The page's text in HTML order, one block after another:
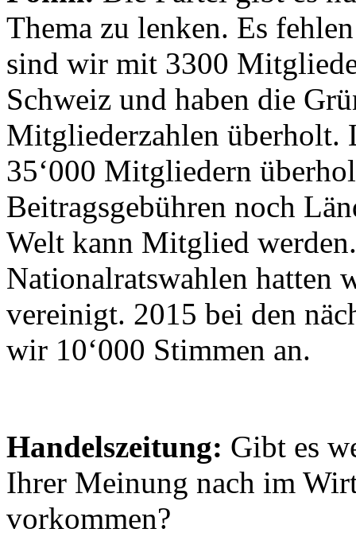
Thema zu lenken. Es
sind wir mit 3300
Schweiz und haben die
Mitgliederzahlen
35‘000 Mitgliedern
Beitragsgebühren noch
Welt kann Mitglied
Nationalratswahlen hatten
vereinigt. 2015 bei den
wir 10‘000 Stimmen an.
Handelszeitung: Gibt es
Ihrer Meinung nach im
vorkommen?